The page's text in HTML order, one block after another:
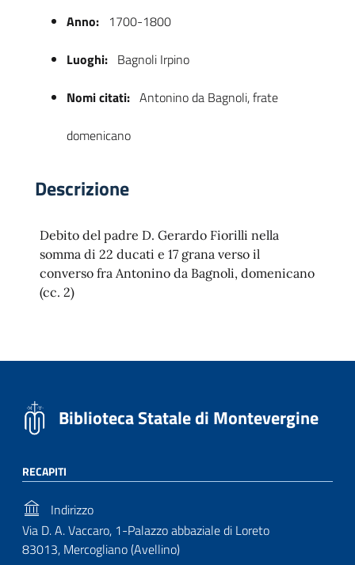
Anno: 1700-1800
Luoghi: Bagnoli Irpino
Nomi citati: Antonino da Bagnoli, frate
domenicano
Descrizione
Debito del padre D. Gerardo Fiorilli nella
somma di 22 ducati e 17 grana verso il
converso fra Antonino da Bagnoli, domenicano
(cc. 2)
Biblioteca Statale di Montevergine
RECAPITI
Indirizzo
Via D. A. Vaccaro, 1-Palazzo abbaziale di Loreto
83013, Mercogliano (Avellino)